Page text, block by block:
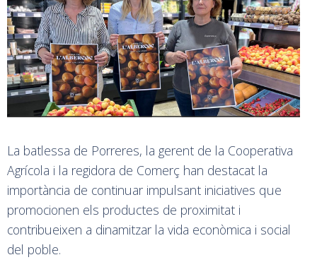
La batlessa de Porreres, la gerent de la Cooperativa
Agrícola i la regidora de Comerç han destacat la
importància de continuar impulsant iniciatives que
promocionen els productes de proximitat i
contribueixen a dinamitzar la vida econòmica i social
del poble.